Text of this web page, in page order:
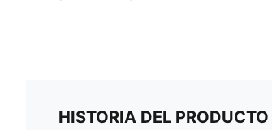
HISTORIA DEL PRODUCTO